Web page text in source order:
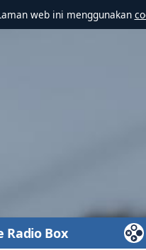
web ini menggunakan
Radio Box